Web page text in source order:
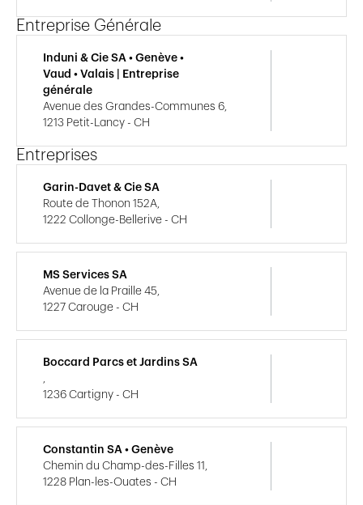
Entreprise Générale
Induni & Cie SA • Genève •
Vaud • Valais | Entreprise
générale
Avenue des Grandes-Communes 6,
1213 Petit-Lancy - CH
Entreprises
Garin-Davet & Cie SA
Route de Thonon 152A,
1222 Collonge-Bellerive - CH
MS Services SA
Avenue de la Praille 45,
1227 Carouge - CH
Boccard Parcs et Jardins SA
1236 Cartigny - CH
Constantin SA • Genève
Chemin du Champ-des-Filles 11,
1228 Plan-les-Ouates - CH